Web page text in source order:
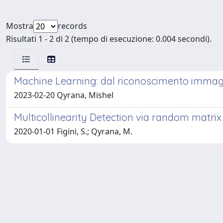
Mostra
records
Risultati 1 - 2 di 2 (tempo di esecuzione: 0.004 secondi).
Machine Learning: dal riconoscimento
2023-02-20 Qyrana, Mishel
Multicollinearity Detection via random
2020-01-01 Figini, S.; Qyrana, M.